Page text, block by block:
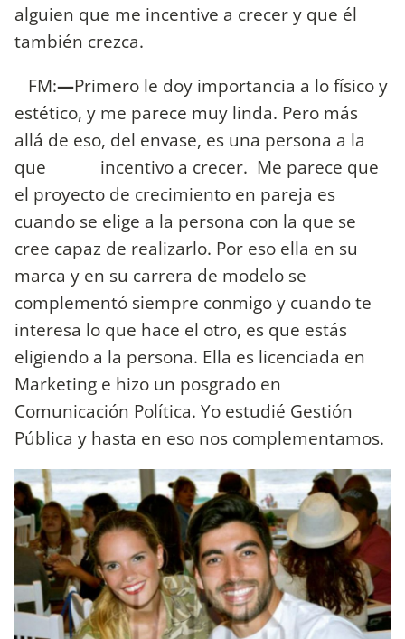
alguien que me incentive a crecer y que él
también crezca.
FM:—Primero le doy importancia a lo físico y
estético, y me parece muy linda. Pero más
allá de eso, del envase, es una persona a la
que incentivo a crecer. Me parece que
el proyecto de crecimiento en pareja es
cuando se elige a la persona con la que se
cree capaz de realizarlo. Por eso ella en su
marca y en su carrera de modelo se
complementó siempre conmigo y cuando te
interesa lo que hace el otro, es que estás
eligiendo a la persona. Ella es licenciada en
Marketing e hizo un posgrado en
Comunicación Política. Yo estudié Gestión
Pública y hasta en eso nos complementamos.